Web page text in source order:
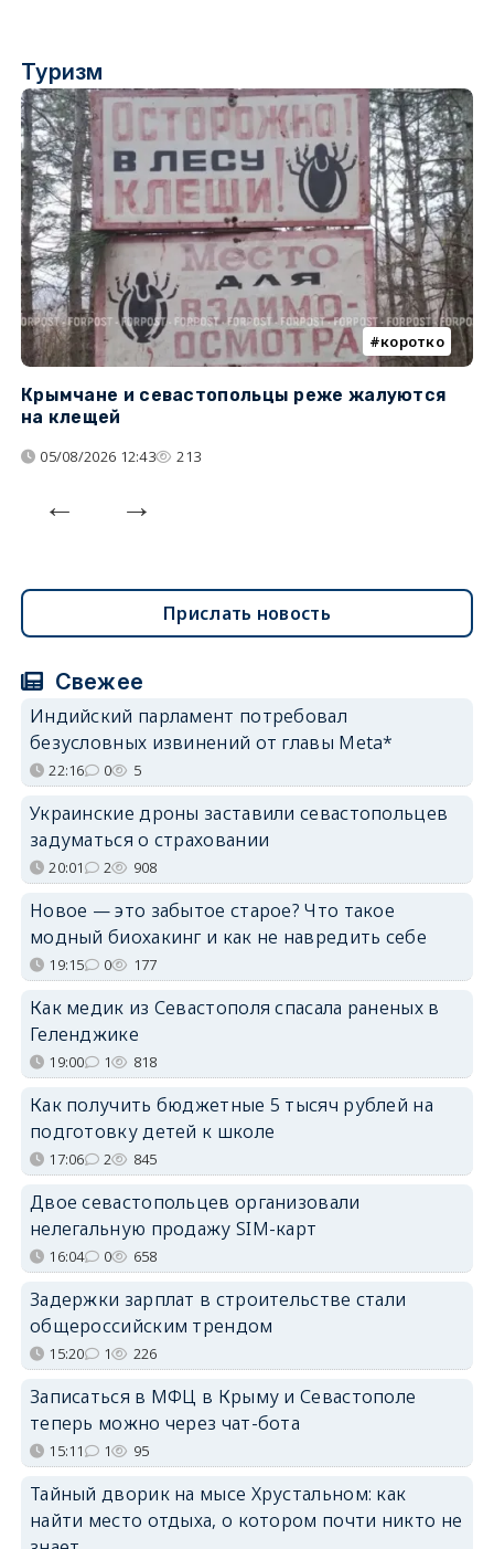
Туризм
коротко
Крымчане и севастопольцы реже жалуются
на клещей
05/08/2026 12:43 213
Прислать новость
Свежее
Индийский парламент потребовал
безусловных извинений от главы Meta*
22:16 0 5
Украинские дроны заставили севастопольцев
задуматься о страховании
20:01 2 908
Новое — это забытое старое? Что такое
модный биохакинг и как не навредить себе
19:15 0 177
Как медик из Севастополя спасала раненых в
Геленджике
19:00 1 818
Как получить бюджетные 5 тысяч рублей на
подготовку детей к школе
17:06 2 845
Двое севастопольцев организовали
нелегальную продажу SIM-карт
16:04 0 658
Задержки зарплат в строительстве стали
общероссийским трендом
15:20 1 226
Записаться в МФЦ в Крыму и Севастополе
теперь можно через чат-бота
15:11 1 95
Тайный дворик на мысе Хрустальном: как
найти место отдыха, о котором почти никто не